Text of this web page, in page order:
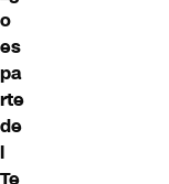
o
es
pa
rte
de
l